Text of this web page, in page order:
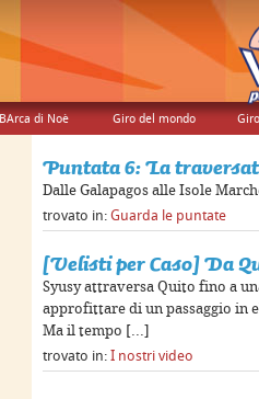
BArca di Noè Giro del mondo
Puntata 6: La
Dalle Galapagos alle Isole
trovato in: Guarda le puntate
[Velisti per Caso] Da
Syusy attraversa Quito fino a
approfittare di un passaggio in
Ma il tempo [...]
trovato in: I nostri video